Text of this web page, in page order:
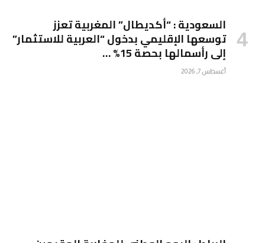
السعودية : “أكديطال” المغربية تعزز
توسعها الإقليمي بدخول “العربية للاستثمار”
إلى رأسمالها بحصة 15% …
أغسطس 7, 2026